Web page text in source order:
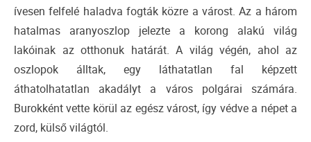
ívesen felfelé haladva fogták közre a várost. Az a három
hatalmas aranyoszlop jelezte a korong alakú világ
lakóinak az otthonuk határát. A világ végén, ahol az
oszlopok álltak, egy láthatatlan fal képzett
áthatolhatatlan akadályt a város polgárai számára.
Burokként vette körül az egész várost, így védve a népet a
zord, külső világtól.